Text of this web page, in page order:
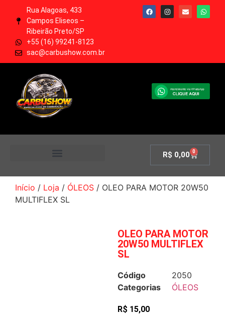
Rua Alagoas, 433
Campos Eliseos –
Ribeirão Preto/SP
+55 (16) 99241-8123
sac@carbushow.com.br
R$ 0,00 0
Início / Loja / ÓLEOS / OLEO PARA MOTOR 20W50
MULTIFLEX SL
OLEO PARA MOTOR
20W50 MULTIFLEX
SL
Código
2050
Categorias
ÓLEOS
R$ 15,00